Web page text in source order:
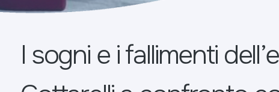
I sogni e i fallimenti